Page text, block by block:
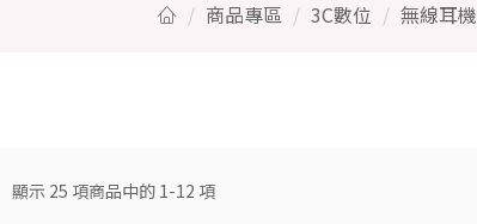
商品專區 3C數位 無線耳機
顯示 25 項商品中的 1-12 項